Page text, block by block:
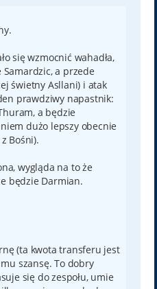
się wzmocnić wahadła,
Samardzic, a przede
świetny Asllani) i atak
prawdziwy napastnik:
a będzie
dużo lepszy obecnie
Bośni).
wygląda na to że
będzie Darmian.
(ta kwota transferu jest
szansę. To dobry
się do zespołu, umie